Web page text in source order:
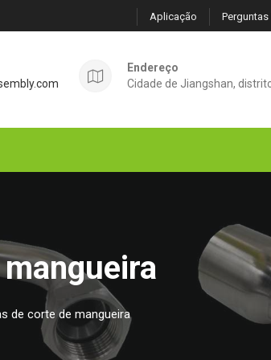
Aplicação
Endereço
Cidade de Jiangshan,
de corte de mangueira